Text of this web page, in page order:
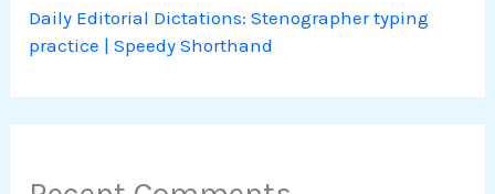
Daily Editorial Dictations: Stenographer typing
practice | Speedy Shorthand